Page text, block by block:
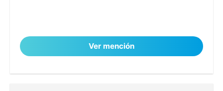
Ver mención